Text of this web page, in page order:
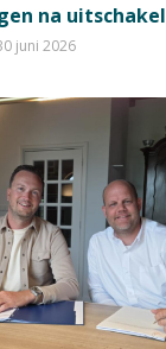
na
juni 2026